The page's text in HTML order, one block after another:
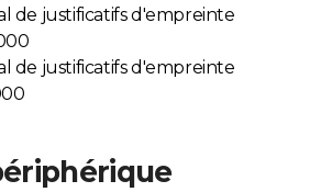
de justificatifs d'empreinte
de justificatifs d'empreinte